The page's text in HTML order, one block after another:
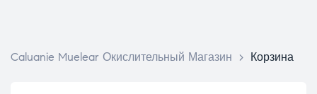
Caluanie Muelear Окислительный Магазин > Корзина